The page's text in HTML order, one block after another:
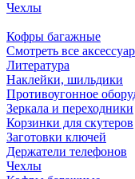
Чехлы
Кофры багажные
Смотреть все
Литература
Наклейки, шильдики
Противоугонное
Зеркала и переходники
Корзинки для скутеров
Заготовки ключей
Держатели телефонов
Чехлы